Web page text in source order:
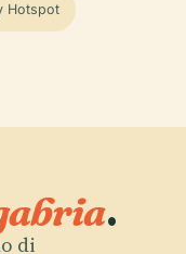
Hotspot
.
di